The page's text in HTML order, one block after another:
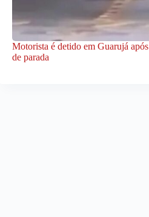
Motorista é detido em Guarujá
de parada